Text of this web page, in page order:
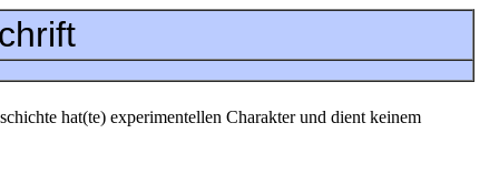
hat(te) experimentellen Charakter und dient keinem